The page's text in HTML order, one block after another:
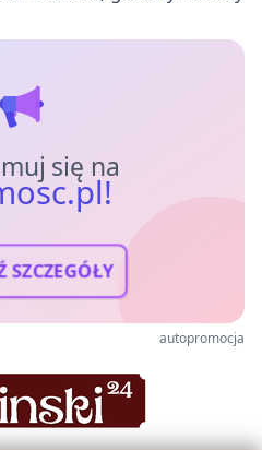
się na
SZCZEGÓŁY
autopromocja